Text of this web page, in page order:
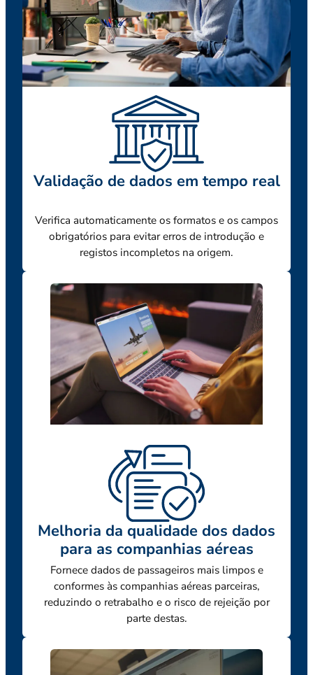
Validação de dados em tempo real
Verifica automaticamente os formatos e os campos
obrigatórios para evitar erros de introdução e
registos incompletos na origem.
Melhoria da qualidade dos dados
para as companhias aéreas
Fornece dados de passageiros mais limpos e
conformes às companhias aéreas parceiras,
reduzindo o retrabalho e o risco de rejeição por
parte destas.